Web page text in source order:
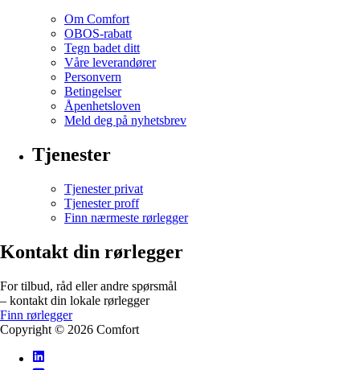
Om Comfort
OBOS-rabatt
Tegn badet ditt
Våre leverandører
Personvern
Betingelser
Åpenhetsloven
Meld deg på nyhetsbrev
Tjenester
Tjenester privat
Tjenester proff
Finn nærmeste rørlegger
Kontakt din rørlegger
For tilbud, råd eller andre spørsmål
– kontakt din lokale rørlegger
Finn rørlegger
Copyright © 2026 Comfort